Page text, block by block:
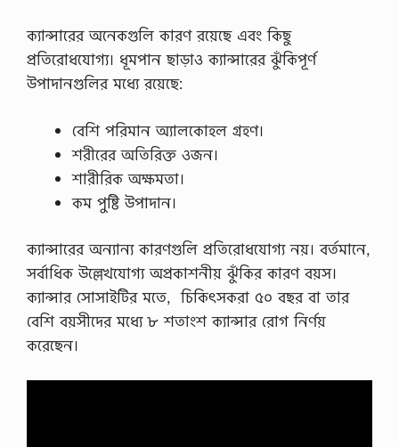
ভা
গ
ক্যান্সারের অনেকগুলি কারণ রয়েছে এবং কিছু
প্রতিরোধযোগ্য। ধূমপান ছাড়াও ক্যান্সারের ঝুঁকিপূর্ণ
উপাদানগুলির মধ্যে রয়েছে:
বেশি পরিমান অ্যালকোহল গ্রহণ।
শরীরের অতিরিক্ত ওজন।
শারীরিক অক্ষমতা।
কম পুষ্টি উপাদান।
ক্যান্সারের অন্যান্য কারণগুলি প্রতিরোধযোগ্য নয়। বর্তমানে,
সর্বাধিক উল্লেখযোগ্য অপ্রকাশনীয় ঝুঁকির কারণ বয়স।
ক্যান্সার সোসাইটির মতে, চিকিৎসকরা ৫০ বছর বা তার
বেশি বয়সীদের মধ্যে ৮ শতাংশ ক্যান্সার রোগ নির্ণয়
করেছেন।